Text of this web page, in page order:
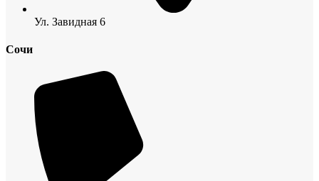
Ул. Завидная 6
Сочи